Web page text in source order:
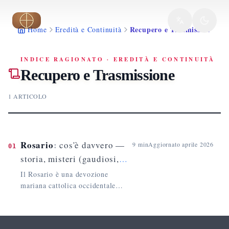
Vai al contenuto principale
Home Eredità e Continuità Recupero e Trasmissione
INDICE RAGIONATO · EREDITÀ E CONTINUITÀ
Recupero e Trasmissione
1 ARTICOLO
01 Rosario:cos'è davvero —
storia, misteri (gaudiosi,
dolorosi, gloriosi,
luminosi), posizione
Il Rosario è una devozione
mariana cattolica occidentale
apostolica. Nasce come Salterium
9 minAggiornatoaprile 2026